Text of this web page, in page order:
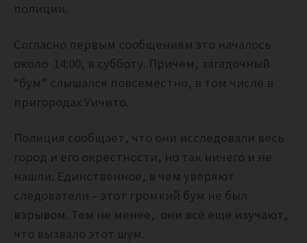
полиции.
Согласно первым сообщениям это началось
около 14:00, в субботу. Причем, загадочный
“бум” слышался повсеместно, в том числе в
пригородах Уичито.
Полиция сообщает, что они исследовали весь
город и его окрестности, но так ничего и не
нашли. Единственное, в чем уверяют
следователи – этот громкий бум не был
взрывом. Тем не менее, они всё еще изучают,
что вызвало этот шум.